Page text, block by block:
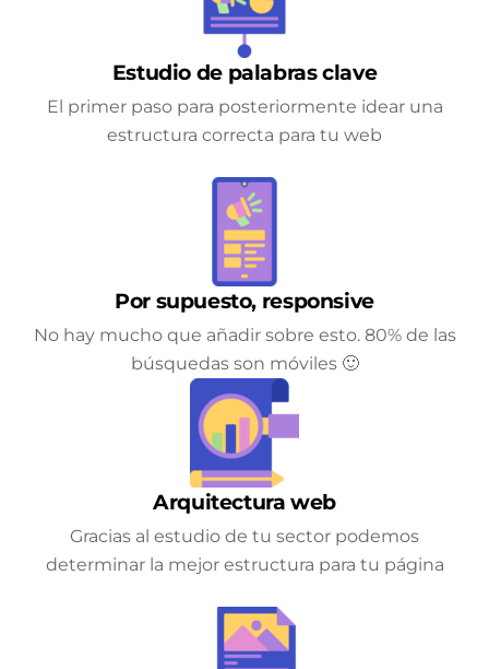
Estudio de palabras clave
El primer paso para posteriormente idear una
estructura correcta para tu web
Por supuesto, responsive
No hay mucho que añadir sobre esto. 80% de las
búsquedas son móviles 🙂
Arquitectura web
Gracias al estudio de tu sector podemos
determinar la mejor estructura para tu página